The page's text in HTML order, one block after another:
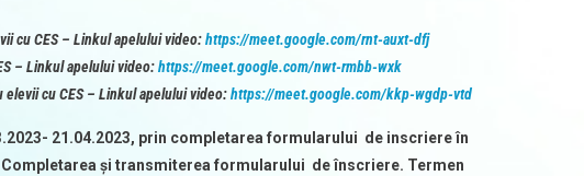
cu CES – Linkul apelului video:https://meet.google.com/rnt-auxt-dfj
– Linkul apelului video:https://meet.google.com/nwt-rmbb-wxk
cu CES – Linkul apelului video:https://meet.google.com/kkp-wgdp-vtd
21.04.2023, prin completarea formularului de inscriere în
Completarea și transmiterea formularului de înscriere. Termen